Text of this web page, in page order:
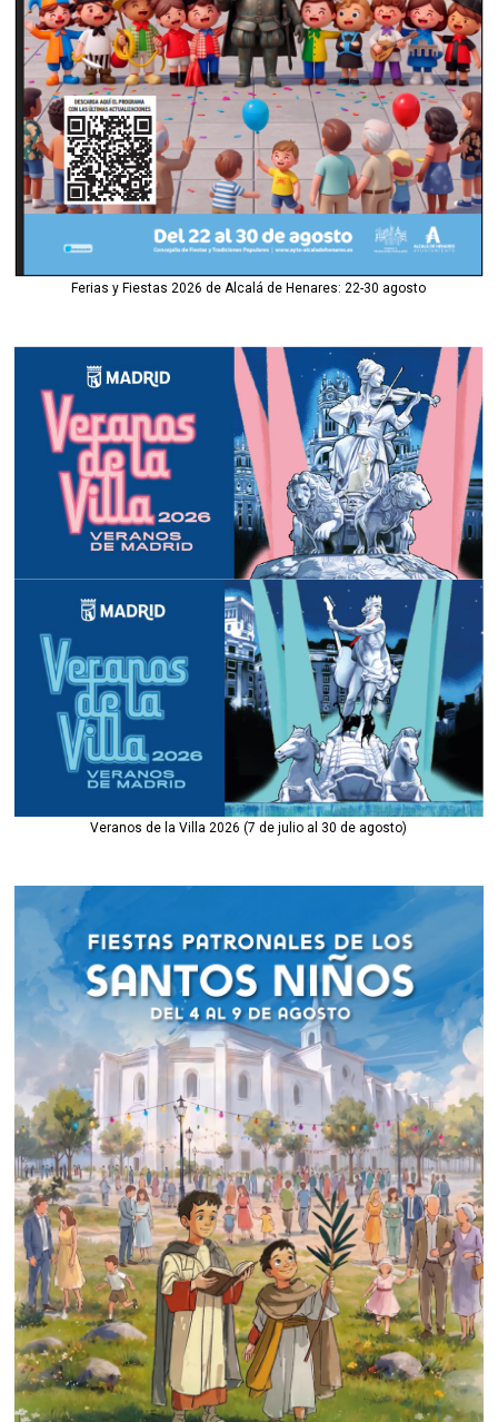
Ferias y Fiestas 2026 de Alcalá de Henares: 22-30 agosto
Veranos de la Villa 2026 (7 de julio al 30 de agosto)